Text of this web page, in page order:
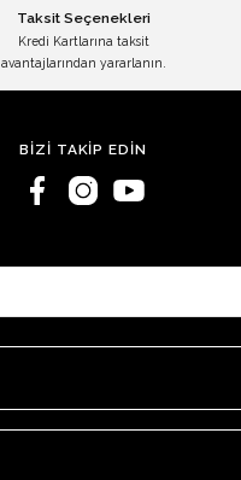
Taksit Seçenekleri
Kredi Kartlarına taksit
avantajlarından yararlanın.
BİZİ TAKİP EDİN